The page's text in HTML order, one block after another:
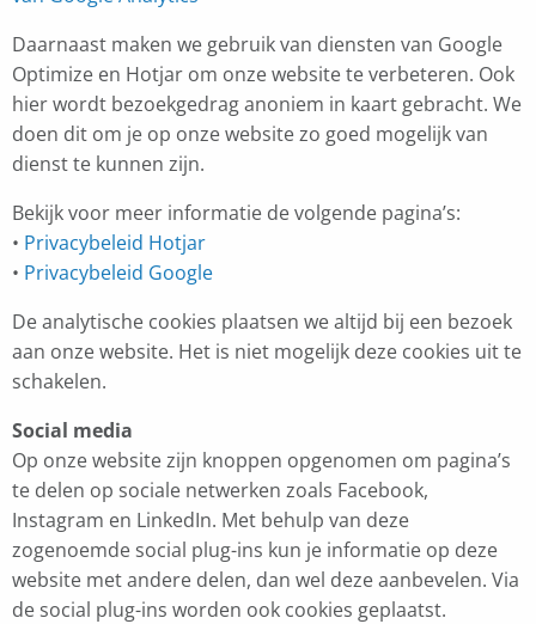
Daarnaast maken we gebruik van diensten van Google
Optimize en Hotjar om onze website te verbeteren. Ook
hier wordt bezoekgedrag anoniem in kaart gebracht. We
doen dit om je op onze website zo goed mogelijk van
dienst te kunnen zijn.
Bekijk voor meer informatie de volgende pagina’s:
• Privacybeleid Hotjar
• Privacybeleid Google
De analytische cookies plaatsen we altijd bij een bezoek
aan onze website. Het is niet mogelijk deze cookies uit te
schakelen.
Social media
Op onze website zijn knoppen opgenomen om pagina’s
te delen op sociale netwerken zoals Facebook,
Instagram en LinkedIn. Met behulp van deze
zogenoemde social plug-ins kun je informatie op deze
website met andere delen, dan wel deze aanbevelen. Via
de social plug-ins worden ook cookies geplaatst.